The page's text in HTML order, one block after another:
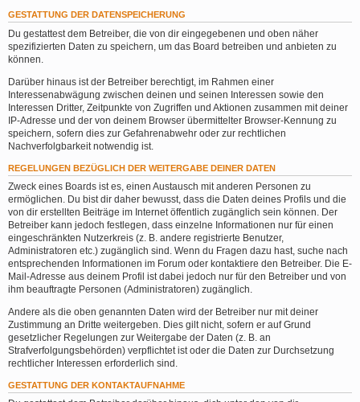
GESTATTUNG DER DATENSPEICHERUNG
Du gestattest dem Betreiber, die von dir eingegebenen und oben näher
spezifizierten Daten zu speichern, um das Board betreiben und anbieten zu
können.
Darüber hinaus ist der Betreiber berechtigt, im Rahmen einer
Interessenabwägung zwischen deinen und seinen Interessen sowie den
Interessen Dritter, Zeitpunkte von Zugriffen und Aktionen zusammen mit deiner
IP-Adresse und der von deinem Browser übermittelter Browser-Kennung zu
speichern, sofern dies zur Gefahrenabwehr oder zur rechtlichen
Nachverfolgbarkeit notwendig ist.
REGELUNGEN BEZÜGLICH DER WEITERGABE DEINER DATEN
Zweck eines Boards ist es, einen Austausch mit anderen Personen zu
ermöglichen. Du bist dir daher bewusst, dass die Daten deines Profils und die
von dir erstellten Beiträge im Internet öffentlich zugänglich sein können. Der
Betreiber kann jedoch festlegen, dass einzelne Informationen nur für einen
eingeschränkten Nutzerkreis (z. B. andere registrierte Benutzer,
Administratoren etc.) zugänglich sind. Wenn du Fragen dazu hast, suche nach
entsprechenden Informationen im Forum oder kontaktiere den Betreiber. Die E-
Mail-Adresse aus deinem Profil ist dabei jedoch nur für den Betreiber und von
ihm beauftragte Personen (Administratoren) zugänglich.
Andere als die oben genannten Daten wird der Betreiber nur mit deiner
Zustimmung an Dritte weitergeben. Dies gilt nicht, sofern er auf Grund
gesetzlicher Regelungen zur Weitergabe der Daten (z. B. an
Strafverfolgungsbehörden) verpflichtet ist oder die Daten zur Durchsetzung
rechtlicher Interessen erforderlich sind.
GESTATTUNG DER KONTAKTAUFNAHME